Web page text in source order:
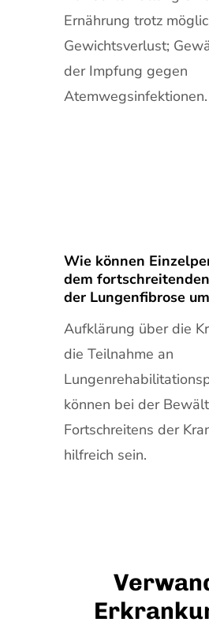
Ernährung trotz
Gewichtsverlust;
der Impfung gegen
Atemwegsinfektionen.
Wie können
dem
der Lungenfibrose
Aufklärung über die
die Teilnahme an
können bei der
Fortschreitens der
hilfreich sein.